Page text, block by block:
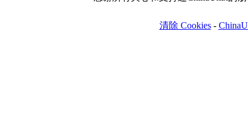
清除 Cookies-